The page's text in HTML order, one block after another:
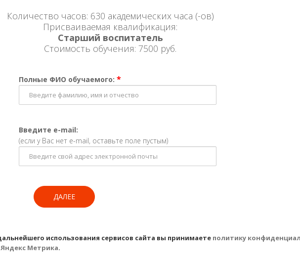
Количество часов: 630 академических часа (-ов)
Присваиваемая квалификация:
Старший воспитатель
Стоимость обучения: 7500 руб.
Полные ФИО обучаемого: *
Введите e-mail:
(если у Вас нет e-mail, оставьте поле пустым)
ДАЛЕЕ
использования сервисов сайта вы принимаете политику
Метрика.